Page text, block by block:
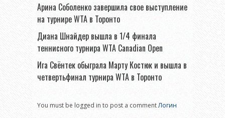
Арина Соболенко завершила свое выступление
на турнире WTA в Торонто
Диана Шнайдер вышла в 1/4 финала
теннисного турнира WTA Canadian Open
Ига Свёнтек обыграла Марту Костюк и вышла в
четвертьфинал турнира WTA в Торонто
You must be logged in to post a commentЛогин